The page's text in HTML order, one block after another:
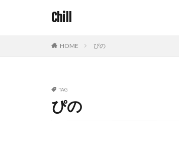
Chill
HOME ぴの
TAG
ぴの